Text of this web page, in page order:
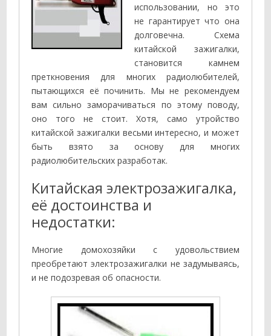
использовании, но это
не гарантирует что она
долговечна. Схема
китайской зажигалки,
становится камнем
преткновения для многих радиолюбителей,
пытающихся её починить. Мы не рекомендуем
вам сильно заморачиваться по этому поводу,
оно того не стоит. Хотя, само утройство
китайской зажигалки весьми интересно, и может
быть взято за основу для многих
радиолюбительских разработак.
Китайская электрозажигалка,
её достоинства и
недостатки:
Многие домохозяйки с удовольствием
преобретают электрозажигалки не задумываясь,
и не подозревая об опасности.